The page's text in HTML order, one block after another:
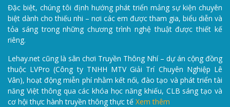
Đặc biệt, chúng tôi định hướng phát triển mảng sự kiện chuyên
biệt dành cho thiếu nhi – nơi các em được tham gia, biểu diễn và
tỏa sáng trong những chương trình nghệ thuật được thiết kế
riêng.
Lehay.net cũng là sân chơi Truyền Thông Nhí – dự án cộng đồng
thuộc LVPro (Công ty TNHH MTV Giải Trí Chuyên Nghiệp Lê
Vân), hoạt động miễn phí nhằm kết nối, đào tạo và phát triển tài
năng Việt thông qua các khóa học năng khiếu, CLB sáng tạo và
cơ hội thực hành truyền thông thực tế Xem thêm